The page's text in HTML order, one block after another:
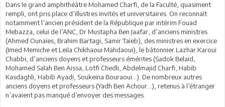
Dans le grand amphithéâtre Mohamed Charfi, de la Faculté, quasiment
rempli, ont pris place d’illustres invités et universitaires. On reconnaît
notamment l’ancien président de la République par intérim Fouad
Mebazza, celui de l’ANC, Dr Mustapha Ben Jaafar, d’anciens ministres
(Ahmed Ounaïes, Brahim Bartagi, Samir Taïeb), des ministres en exercice
(Imed Memiche et Leila Chikhaoui Mahdaoui), le bâtonnier Lazhar Karoui
Chabbi, d’anciens doyens et professeurs émérites (Sadok Belaid,
Mohamed Salah Ben Aissa, Lotfi Chedli, Abdelmajid Charfi, Habib
Kasdaghli, Habib Ayadi, Soukeina Bouraoui…). De nombreux autres
anciens doyens et professeurs (Yadh Ben Achour…), retenus à l’étranger
n’avaient pas manqué d’envoyer des messages.